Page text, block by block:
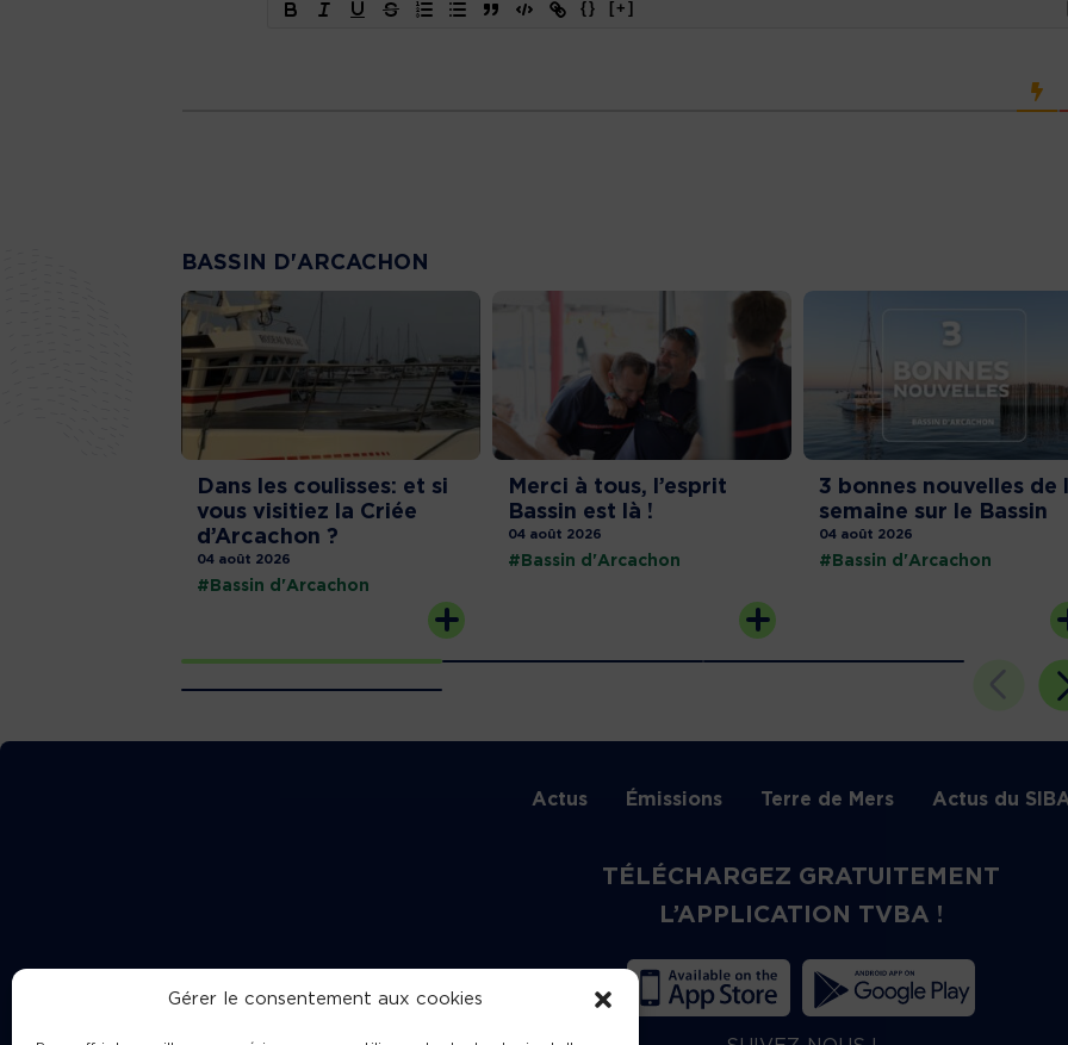
Gérer le consentement aux cookies
{} [+]
BASSIN D'ARCACHON
Dans les coulisses: et si
vous visitiez la Criée
d’Arcachon ?
04 août 2026
#Bassin d'Arcachon
Merci à tous, l’esprit
Bassin est là !
04 août 2026
#Bassin d'Arcachon
3 bonnes nouvelles de
semaine sur le Bassin
04 août 2026
#Bassin d'Arcachon
Actus Émissions Terre de Mers Actus du
TÉLÉCHARGEZ GRATUITEMENT
L’APPLICATION TVBA !